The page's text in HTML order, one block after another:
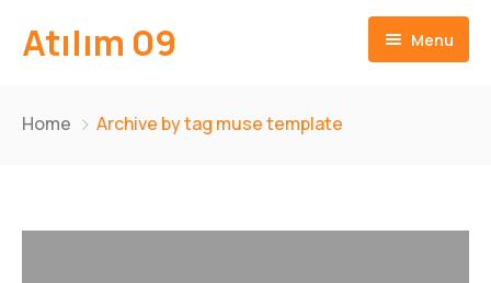
Atılım 09 Menu
Home Archive by tag muse template